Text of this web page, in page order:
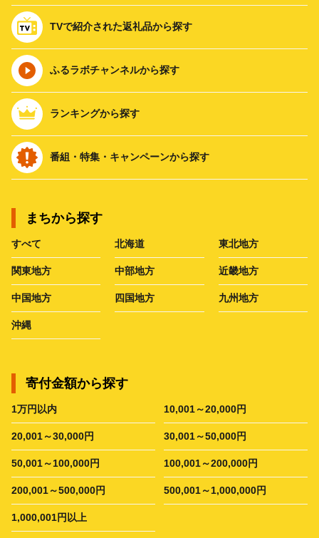
TVで紹介された返礼品から探す
ふるラボチャンネルから探す
ランキングから探す
番組・特集・キャンペーンから探す
まちから探す
すべて 北海道 東北地方
関東地方 中部地方 近畿地方
中国地方 四国地方 九州地方
沖縄
寄付金額から探す
1万円以内 10,001～20,000円
20,001～30,000円 30,001～50,000円
50,001～100,000円 100,001～200,000円
200,001～500,000円 500,001～1,000,000円
1,000,001円以上